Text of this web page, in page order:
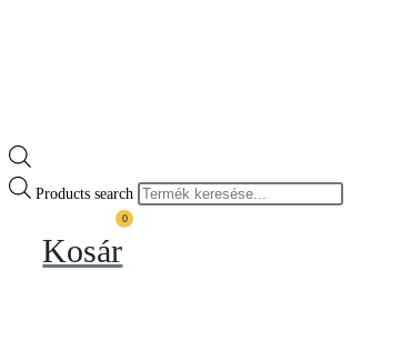
Products search
0
Kosár